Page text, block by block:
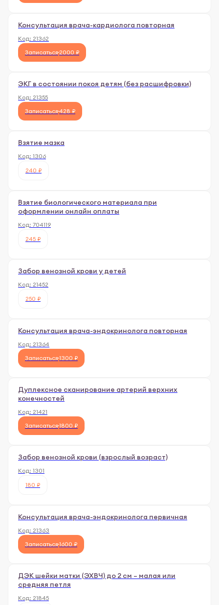
Консультация врача-кардиолога повторная
Код: 21362
Записаться 2000 ₽
ЭКГ в состоянии покоя детям (без расшифровки)
Код: 21355
Записаться 428 ₽
Взятие мазка
Код: 1306
240 ₽
Взятие биологического материала при
оформлении онлайн оплаты
Код: 704119
245 ₽
Забор венозной крови у детей
Код: 21452
250 ₽
Консультация врача-эндокринолога повторная
Код: 21364
Записаться 1300 ₽
Дуплексное сканирование артерий верхних
конечностей
Код: 21421
Записаться 1800 ₽
Забор венозной крови (взрослый возраст)
Код: 1301
180 ₽
Консультация врача-эндокринолога первичная
Код: 21363
Записаться 1600 ₽
ДЭК шейки матки (ЭХВЧ) до 2 см – малая или
средняя петля
Код: 21845